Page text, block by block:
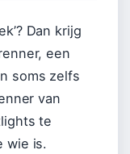
Dan krijg
een
soms zelfs
van
te
wie is.